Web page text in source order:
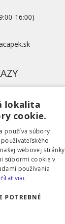
16:00)
údajov GDPR
lokalita
cookie.
používa súbory
webovej stránky
súbormi cookie v
používania
viac
POTREBNÉ